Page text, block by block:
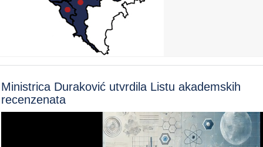
Ministrica Duraković utvrdila Listu akademskih
recenzenata